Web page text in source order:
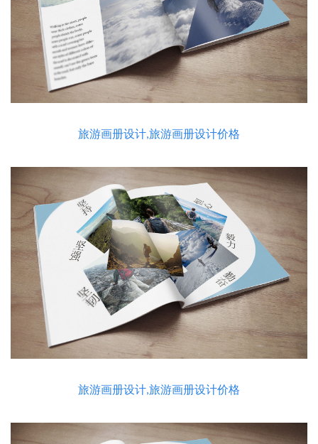
旅游画册设计,旅游画册设计价格
旅游画册设计,旅游画册设计价格